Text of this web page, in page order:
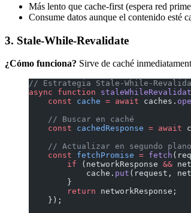
Más lento que cache-first (espera red
Consume datos aunque el contenido esté
3. Stale-While-Revalidate
¿Cómo funciona? Sirve de caché
// Estrategia Stale-While-
async function
    const
cache = await caches.
    // Buscar en caché
    const
cachedResponse = await
// Actualizar en segundo
    const
fetchPromise = fetch
        if
(networkResponse &&
            cache.
put (request,
        }
        return
networkResponse;
    });